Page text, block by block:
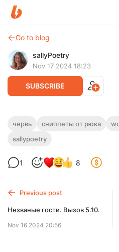
Go to blog
sallyPoetry
Nov 17 2024 18:23
SUBSCRIBE
Сниппеты от Рюка.
Вместе с
Детишками! Александрия
червь сниппеты от рюка
sallypoetry
1 8
Previous post
Незваные гости. Вызов 5.10.
Nov 16 2024 20:56